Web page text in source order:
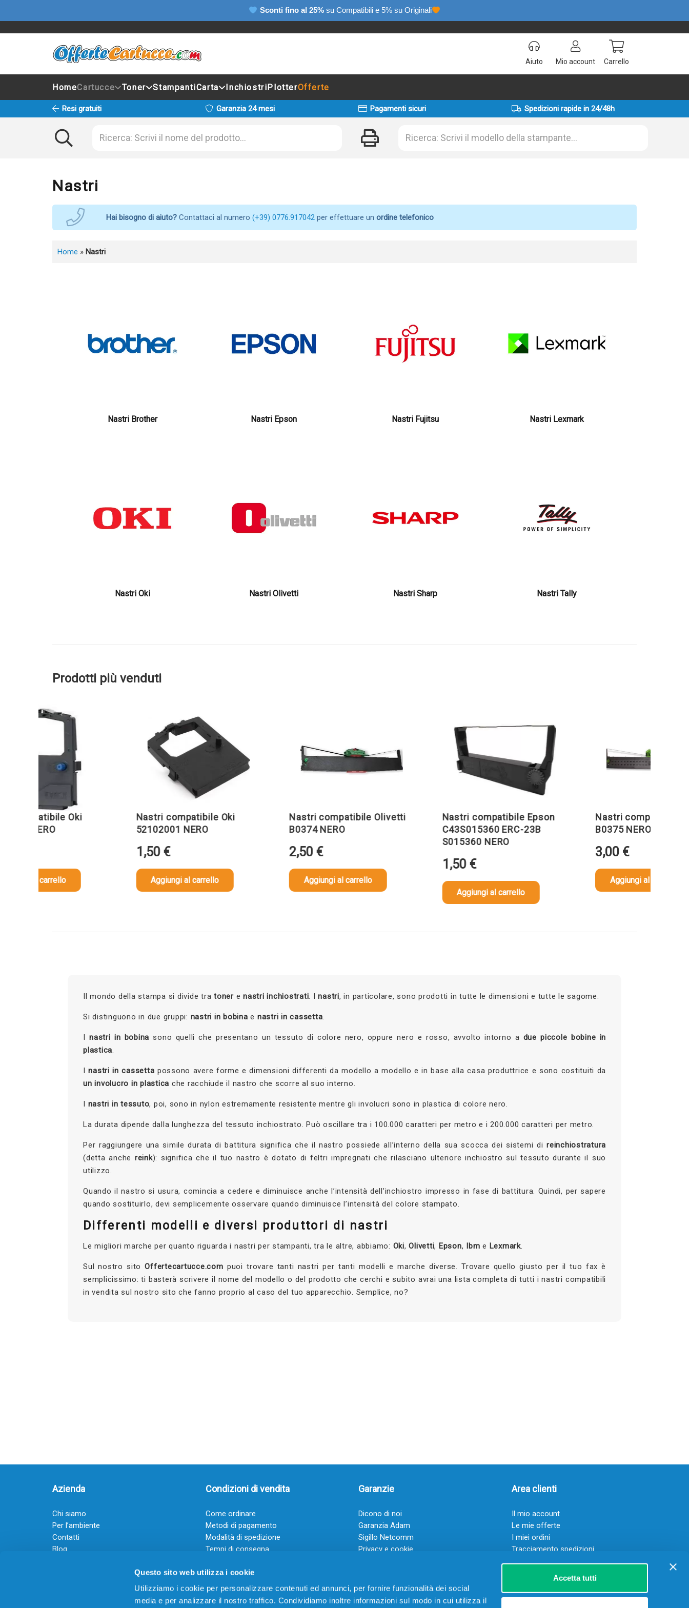
Questo sito web utilizza i cookie
Utilizziamo i cookie per personalizzare contenuti ed annunci, per fornire funzionalità dei social
media e per analizzare il nostro traffico. Condividiamo inoltre informazioni sul modo in cui utilizza il
Accetta tutti
Sconti fino al 25% su Compatibili e 5% su Originali
Aiuto Mio account Carrello
HomeCartucce Toner StampantiCarta InchiostriPlotterOfferte
Resi gratuiti Garanzia 24 mesi Pagamenti sicuri Spedizioni rapide in 24/48h
Nastri
Hai bisogno di aiuto? Contattaci al numero (+39) 0776.917042 per effettuare un ordine telefonico
Home » Nastri
Nastri Brother Nastri Epson Nastri Fujitsu Nastri Lexmark
Nastri Oki Nastri Olivetti Nastri Sharp Nastri Tally
Prodotti più venduti
Oki
al carrello
Nastri compatibile Oki
52102001 NERO
1,50€
Aggiungi al carrello
Nastri compatibile Olivetti
B0374 NERO
2,50€
Aggiungi al carrello
Nastri compatibile Epson
C43S015360 ERC-23B
S015360 NERO
1,50€
Aggiungi al carrello
Nastri compatibile
B0375 NERO
3,00€
Aggiungi al carrello
Il mondo della stampa si divide tra tonere nastri inchiostrati. Inastri, in particolare, sono prodotti in tutte le dimensioni e tutte le sagome.
Si distinguono in due gruppi: nastri in bobina e nastri in cassetta.
Inastri in bobina sono quelli che presentano un tessuto di colore nero, oppure nero e rosso, avvolto intorno a due piccole bobine in
plastica.
Inastri in cassetta possono avere forme e dimensioni differenti da modello a modello e in base alla casa produttrice e sono costituiti da
un involucro in plastica che racchiude il nastro che scorre al suo interno.
I nastri in tessuto, poi, sono in nylon estremamente resistente mentre gli involucri sono in plastica di colore nero.
La durata dipende dalla lunghezza del tessuto inchiostrato. Può oscillare tra i 100.000 caratteri per metro e i 200.000 caratteri per metro.
Per raggiungere una simile durata di battitura significa che il nastro possiede all’interno della sua scocca dei sistemi di reinchiostratura
(detta anche reink): significa che il tuo nastro è dotato di feltri impregnati che rilasciano ulteriore inchiostro sul tessuto durante il suo
utilizzo.
Quando il nastro si usura, comincia a cedere e diminuisce anche l’intensità dell’inchiostro impresso in fase di battitura. Quindi, per sapere
quando sostituirlo, devi semplicemente osservare quando diminuisce l’intensità del colore stampato.
Differenti modelli e diversi produttori di nastri
Le migliori marche per quanto riguarda i nastri per stampanti, tra le altre, abbiamo: Oki,Olivetti, Epson, Ibm e Lexmark.
Sul nostro sitoOffertecartucce.com puoi trovare tanti nastri per tanti modelli e marche diverse. Trovare quello giusto per il tuo fax è
semplicissimo: ti basterà scrivere il nome del modello o del prodotto che cerchi e subito avrai una lista completa di tutti i nastri compatibili
in vendita sul nostro sito che fanno proprio al caso del tuo apparecchio. Semplice, no?
Azienda
Chi siamo
Per l’ambiente
Contatti
Blog
Guadagna con il Dropship
Condizioni di vendita
Come ordinare
Metodi di pagamento
Modalità di spedizione
Tempi di consegna
Garanzie
Dicono di noi
Garanzia Adam
Sigillo Netcomm
Privacy e cookie
Area clienti
Il mio account
Le mie offerte
I miei ordini
Tracciamento spedizioni
Resi
Servizio clienti